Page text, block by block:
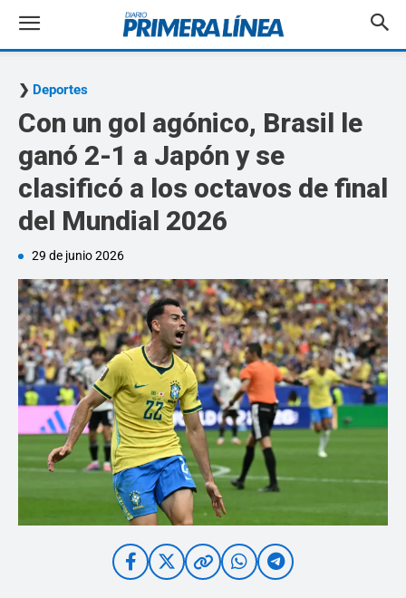
Deportes
Con un gol agónico, Brasil le
ganó 2-1 a Japón y se
clasificó a los octavos de final
del Mundial 2026
29 de junio 2026